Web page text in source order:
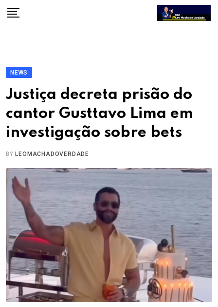
Skip
NEWS
Justiça decreta prisão do
cantor Gusttavo Lima em
investigação sobre bets
BYLEOMACHADOVERDADE